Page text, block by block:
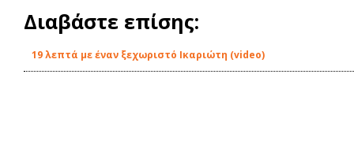
Διαβάστε επίσης:
19 λεπτά με έναν ξεχωριστό Ικαριώτη (video)